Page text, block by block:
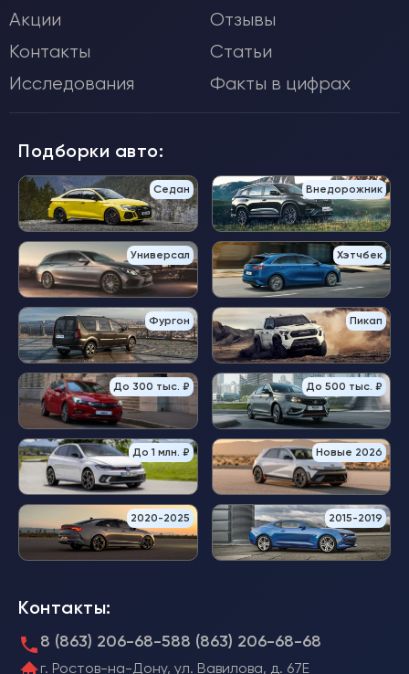
Акции
Отзывы
Контакты
Статьи
Исследования
Факты в цифрах
Подборки авто:
Седан Внедорожник
Универсал Хэтчбек
Фургон Пикап
До 300 тыс. ₽ До 500 тыс. ₽
До 1 млн. ₽ Новые 2026
2020-2025 2015-2019
Контакты:
8 (863) 206-68-588 (863) 206-68-68
г. Ростов-на-Дону, ул. Вавилова, д. 67Е